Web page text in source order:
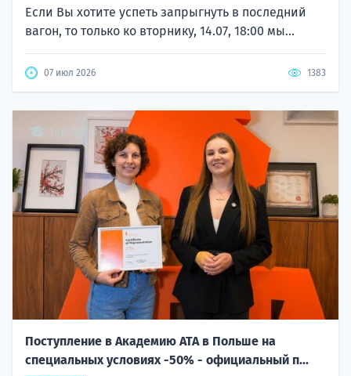
Если Вы хотите успеть запрыгнуть в последний
вагон, то только ко вторнику, 14.07, 18:00 мы...
07 июл 2026 1383
Поступление в Академию ATA в Польше на
специальных условиях -50% - официальный п...